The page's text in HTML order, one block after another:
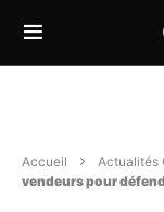
Accueil Actualités
vendeurs pour